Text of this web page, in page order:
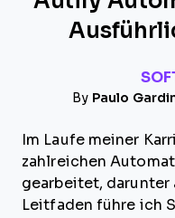
By Paulo
Im Laufe meiner
zahlreichen
gearbeitet, darunter
Leitfaden führe ich